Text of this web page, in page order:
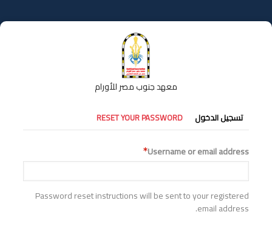
إلى
المحتوى
معهد جنوب مصر للأورام
التبويبات
الأساسية
تسجيل الدخول RESET YOUR PASSWORD
Username or email address
Password reset instructions will be sent to your registered
email address.